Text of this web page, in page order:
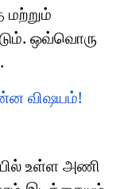
மற்றும்
ஒவ்வொரு
விஷயம்!
உள்ள அணி